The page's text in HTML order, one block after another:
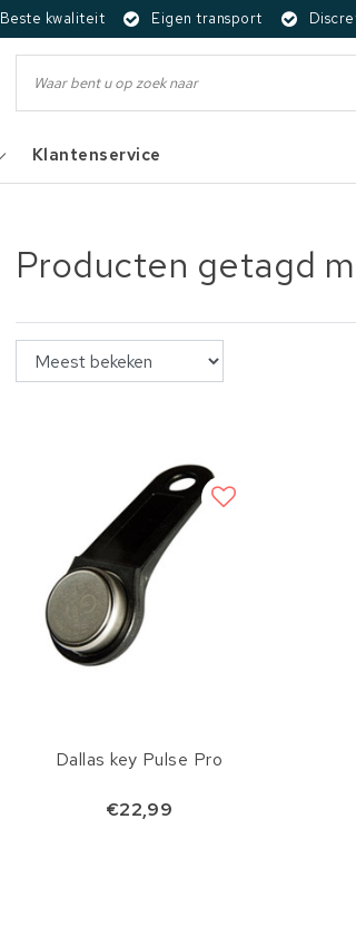
Beste kwaliteit Eigen transport
Klantenservice
Producten getagd
Dallas key Pulse Pro
€22,99